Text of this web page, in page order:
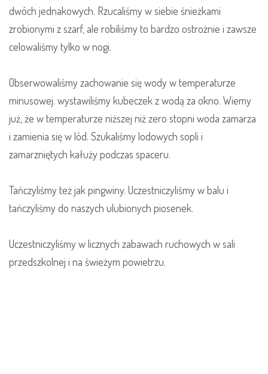
dwóch jednakowych. Rzucaliśmy w siebie śnieżkami
zrobionymi z szarf, ale robiliśmy to bardzo ostrożnie i zawsze
celowaliśmy tylko w nogi.
Obserwowaliśmy zachowanie się wody w temperaturze
minusowej. wystawiliśmy kubeczek z wodą za okno. Wiemy
już, że w temperaturze niższej niż zero stopni woda zamarza
i zamienia się w lód. Szukaliśmy lodowych sopli i
zamarzniętych kałuży podczas spaceru.
Tańczyliśmy też jak pingwiny. Uczestniczyliśmy w balu i
tańczyliśmy do naszych ulubionych piosenek.
Uczestniczyliśmy w licznych zabawach ruchowych w sali
przedszkolnej i na świeżym powietrzu.